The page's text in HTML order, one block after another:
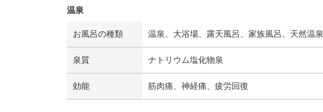
温泉
お風呂の種類 温泉、大浴場、露天風呂、家族風呂、天然温泉
泉質 ナトリウム塩化物泉
効能 筋肉痛、神経痛、疲労回復